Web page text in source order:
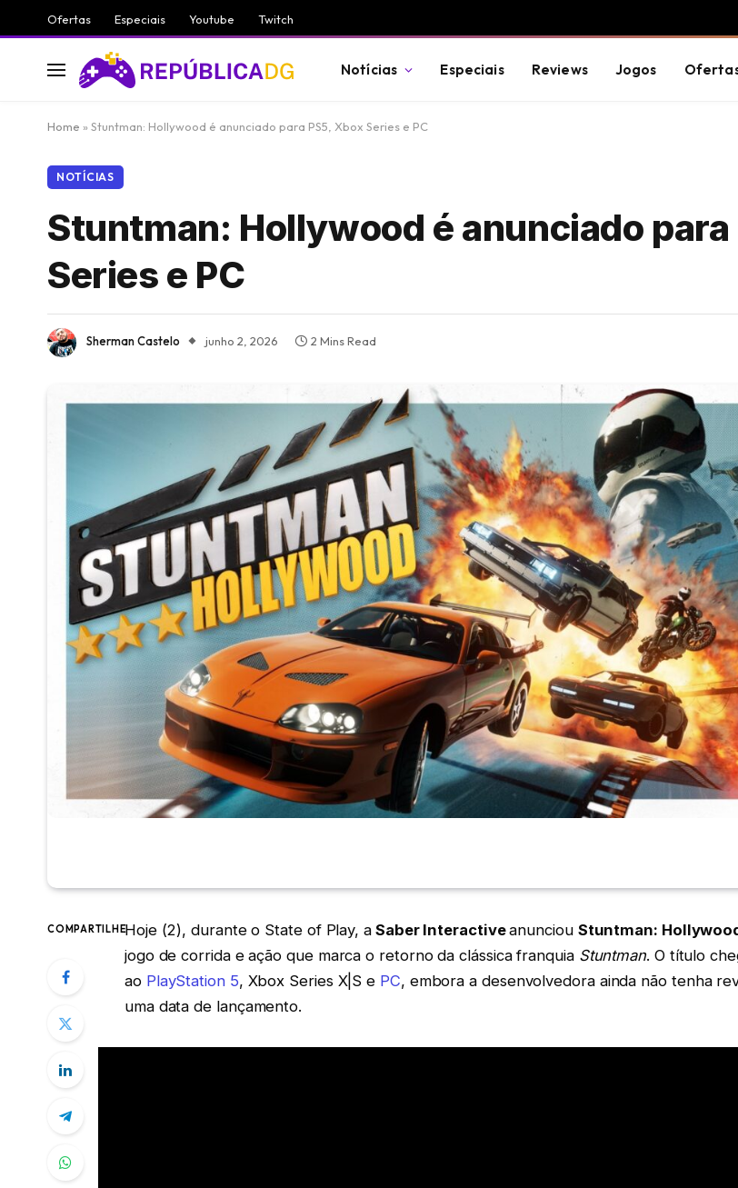
Ofertas Especiais Youtube Twitch
Notícias Especiais Reviews Jogos
Home » Stuntman: Hollywood é anunciado para PS5, Xbox Series e PC
NOTÍCIAS
Stuntman: Hollywood é anunciado para
Series e PC
Sherman Castelo junho 2, 2026 2 Mins Read
COMPARTILHEHoje (2), durante o State of Play, a Saber Interactiveanunciou Stuntman:
jogo de corrida e ação que marca o retorno da clássica franquia Stuntman. O título
ao PlayStation 5, Xbox Series X|S e PC, embora a desenvolvedora ainda não tenha
uma data de lançamento.